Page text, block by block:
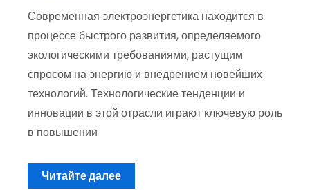
Современная электроэнергетика находится в
процессе быстрого развития, определяемого
экологическими требованиями, растущим
спросом на энергию и внедрением новейших
технологий. Технологические тенденции и
инновации в этой отрасли играют ключевую роль
в повышении
Читайте далее